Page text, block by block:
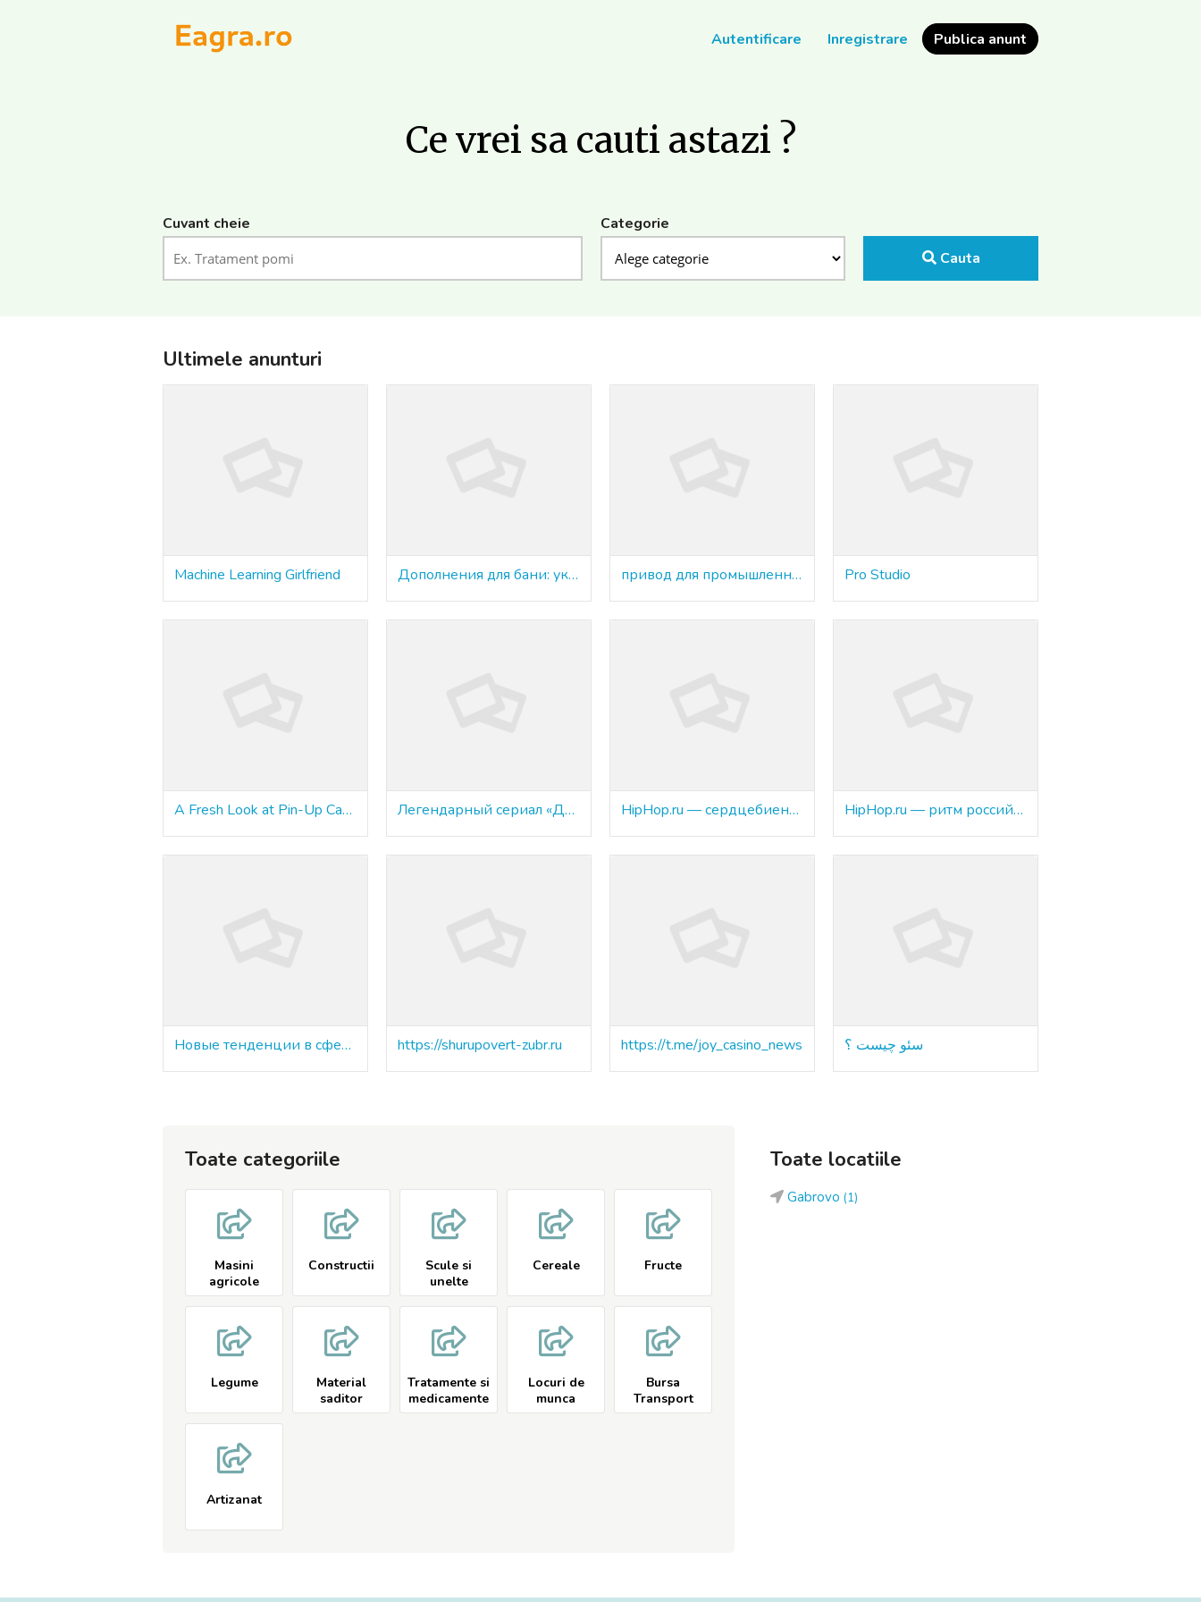
Autentificare Inregistrare Publica anunt
Ce vrei sa cauti astazi ?
Cuvant cheie
Categorie
Cauta
Ultimele anunturi
Machine Learning Girlfriend Дополнения для бани: укомплектуйте банный ансамбль привод для промышленных объектов Pro Studio
A Fresh Look at Pin-Up Casino for 2026: Top Bonuses and More Легендарный сериал «Друзья» продолжает объединять поколения HipHop.ru — сердцебиение русского хип-хопа в онлайн- эру HipHop.ru — ритм российского хип-хопа в цифровую эру
Новые тенденции в сфере азартных игр https://shurupovert-zubr.ru https://t.me/joy_casino_news سئو چیست ؟
Toate categoriile
Masini
agricole
Constructii
Scule si
unelte
Cereale Fructe
Legume
Material
saditor
Tratamente si
medicamente
Locuri de
munca
Bursa
Transport
Artizanat
Toate locatiile
Gabrovo (1)